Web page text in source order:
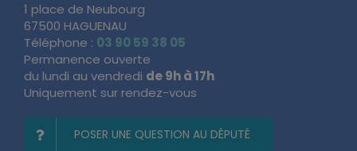
1 place de Neubourg
67500 HAGUENAU
Téléphone : 03 90 59 38 05
Permanence ouverte
du lundi au vendredi de 9h à 17h
Uniquement sur rendez-vous
POSER UNE QUESTION AU DÉPUTÉ